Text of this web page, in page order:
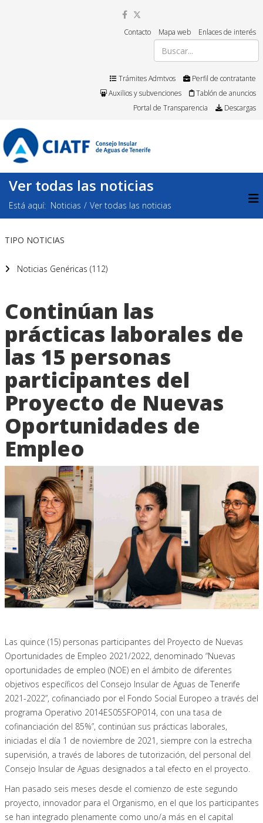
Contacto Mapa web Enlaces de interés
Trámites Admtvos
Perfil de contratante
Auxilios y subvenciones
Tablón de anuncios
Portal de Transparencia
Descargas
Ver todas las noticias
Está aquí: Noticias Ver todas las noticias
TIPO NOTICIAS
Noticias Genéricas (112)
Continúan las
prácticas laborales de
las 15 personas
participantes del
Proyecto de Nuevas
Oportunidades de
Empleo
Las quince (15) personas participantes del Proyecto de Nuevas
Oportunidades de Empleo 2021/2022, denominado “Nuevas
oportunidades de empleo (NOE) en el ámbito de diferentes
objetivos específicos del Consejo Insular de Aguas de Tenerife
2021-2022”, cofinanciado por el Fondo Social Europeo a través del
programa Operativo 2014ES05SFOP014, con una tasa de
cofinanciación del 85%”, continúan sus prácticas laborales,
iniciadas el día 1 de noviembre de 2021 , siempre con la estrecha
supervisión, a través de labores de tutorización, del personal del
Consejo Insular de Aguas designados a tal efecto en el proyecto.
Han pasado seis meses desde el comienzo de este segundo
proyecto, innovador para el Organismo, en el que los participantes
se han integrado plenamente como uno/a más en el capital